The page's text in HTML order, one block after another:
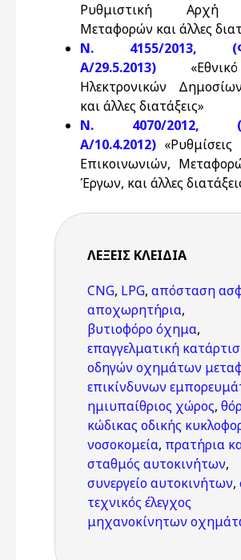
Ρυθμιστική Αρχή
Μεταφορών και άλλες
Ν. 4155/2013,
Α/29.5.2013)
Ηλεκτρονικών
και άλλες διατάξεις»
Ν. 4070/2012,
Α/10.4.2012)
Επικοινωνιών,
Έργων, και άλλες
ΛΈΞΕΙΣ KΛΕΙΔΙΆ
CNG, LPG, απόσταση
αποχωρητήρια,
βυτιοφόρο όχημα,
επαγγελματική
οδηγών οχημάτων
επικίνδυνων
ημιυπαίθριος χώρος,
κώδικας οδικής
νοσοκομεία, πρατήρια
σταθμός αυτοκινήτων,
συνεργείο αυτοκινήτων,
τεχνικός έλεγχος
μηχανοκίνητων